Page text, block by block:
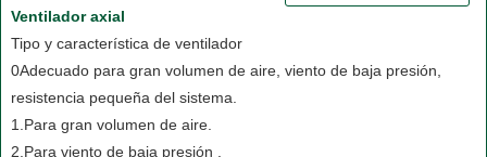
Ventilador axial
Tipo y característica de ventilador
0Adecuado para gran volumen de aire, viento de baja presión,
resistencia pequeña del sistema.
1.Para gran volumen de aire.
2.Para viento de baja presión .